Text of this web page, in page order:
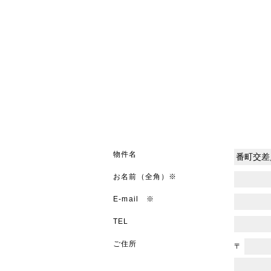
物件名
お名前（全角）※
E-mail ※
TEL
ご住所 〒